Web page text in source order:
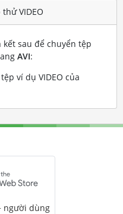
VIDEO
kết sau để chuyển tệp
AVI:
ví dụ VIDEO của
người dùng